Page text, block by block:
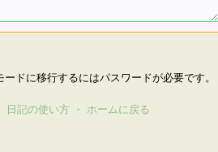
ドに移行するにはパスワードが必要です。
日記の使い方 ・ ホームに戻る